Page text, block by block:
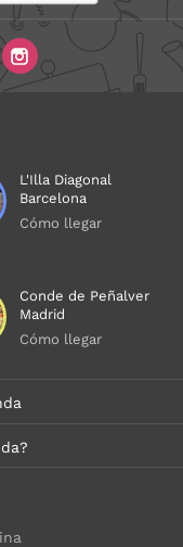
L'Illa Diagonal
Barcelona
Cómo llegar
Conde de Peñalver
Madrid
Cómo llegar